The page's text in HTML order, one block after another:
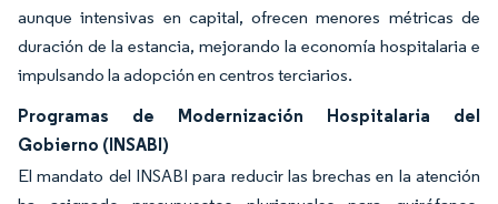
aunque intensivas en capital, ofrecen menores métricas de
duración de la estancia, mejorando la economía hospitalaria e
impulsando la adopción en centros terciarios.
Programas de Modernización Hospitalaria del
Gobierno (INSABI)
El mandato del INSABI para reducir las brechas en la atención